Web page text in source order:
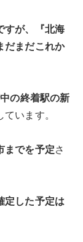
すが、『北海
だまだこれか
の終着駅の新
ています。
までを予定さ
定した予定は